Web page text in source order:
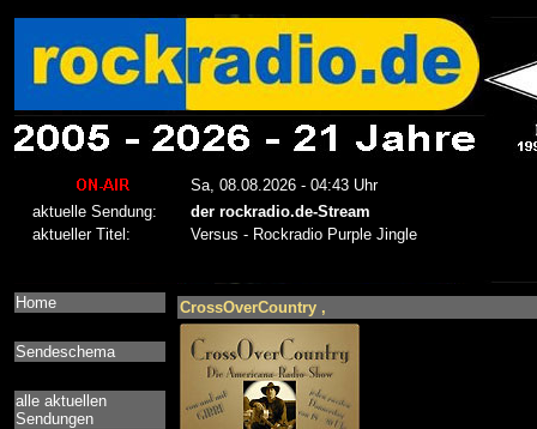
Home
Sendeschema
alle aktuellen
Sendungen
CrossOverCountry ,